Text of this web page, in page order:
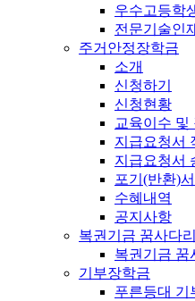
우수고등학
전문기술인
주거안정장학금
소개
신청하기
신청현황
교육이수 및
지급요청서
지급요청서
포기(반환)
수혜내역
공지사항
복권기금 꿈사다
복권기금 꿈
기부장학금
푸른등대 기